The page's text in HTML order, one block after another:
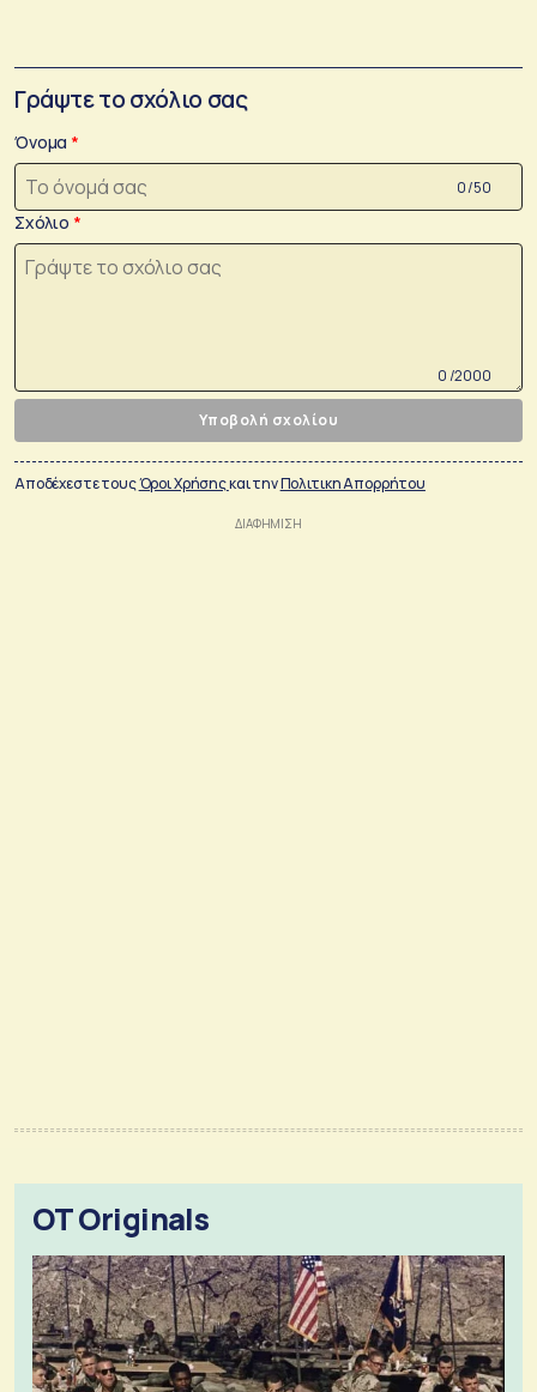
Γράψτε το σχόλιο σας
Όνομα
0 /50
Σχόλιο
0 /2000
Υποβολή σχολίου
Αποδέχεστε τουςΌροι Χρήσηςκαι τηνΠολιτικη Απορρήτου
OT Originals